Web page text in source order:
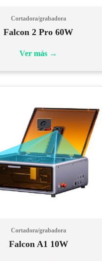
Cortadora/grabadora
Falcon 2 Pro 60W
Ver más →
Cortadora/grabadora
Falcon A1 10W